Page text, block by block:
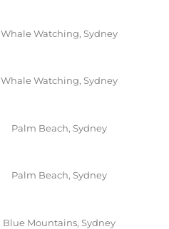
Whale Watching, Sydney
Whale Watching, Sydney
Palm Beach, Sydney
Palm Beach, Sydney
Blue Mountains, Sydney